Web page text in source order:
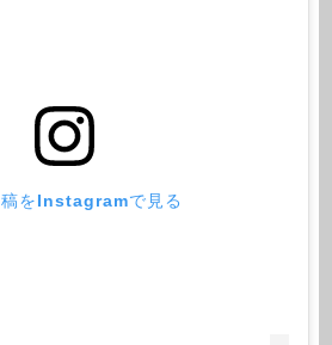
稿をInstagramで見る